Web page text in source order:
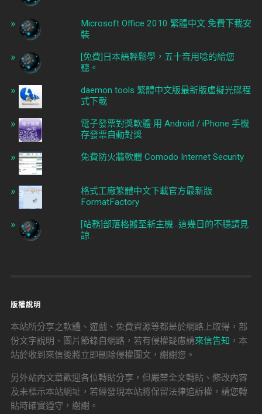
Microsoft Office 2010 繁體中文 免費下載安
裝
[免費]日本語輕鬆學，五十音用唸的給您
聽。
daemon tools 繁體中文版最新版虛擬光碟程
式下載
電子發票對獎軟體 用 Android / iPhone 手機
存發票自動對獎
免費防火牆軟體 Comodo Internet Security
格式工廠繁體中文下載官方最新版
FormatFactory
[站務]部落格搬至新主機...這幾日的不穩請見
諒...
版權說明
本站所分享之軟體、遊戲、免費資源等都是於網路上取得，部
份文字說明、圖片節錄自網路，若有侵權疑慮請來信告知 ，本
站於收到來信後將立即刪除侵權圖文，謝謝您。
另外站內文章歡迎各位轉貼分享，但嚴禁全文轉貼、修改內容
及未標示本站網址，若經發現本站將保留法律追訴權，請您轉
貼時確實遵守，謝謝。